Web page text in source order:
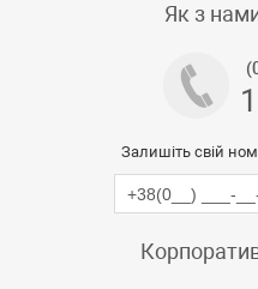
Як з
Залишіть свій